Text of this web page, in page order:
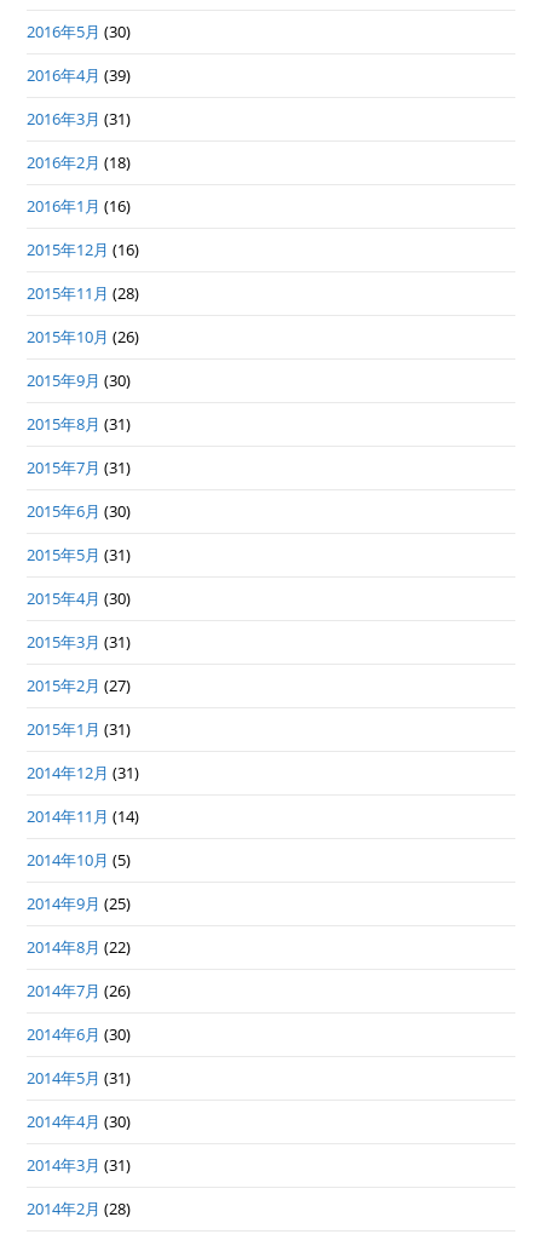
2016年5月 (30)
2016年4月 (39)
2016年3月 (31)
2016年2月 (18)
2016年1月 (16)
2015年12月 (16)
2015年11月 (28)
2015年10月 (26)
2015年9月 (30)
2015年8月 (31)
2015年7月 (31)
2015年6月 (30)
2015年5月 (31)
2015年4月 (30)
2015年3月 (31)
2015年2月 (27)
2015年1月 (31)
2014年12月 (31)
2014年11月 (14)
2014年10月 (5)
2014年9月 (25)
2014年8月 (22)
2014年7月 (26)
2014年6月 (30)
2014年5月 (31)
2014年4月 (30)
2014年3月 (31)
2014年2月 (28)